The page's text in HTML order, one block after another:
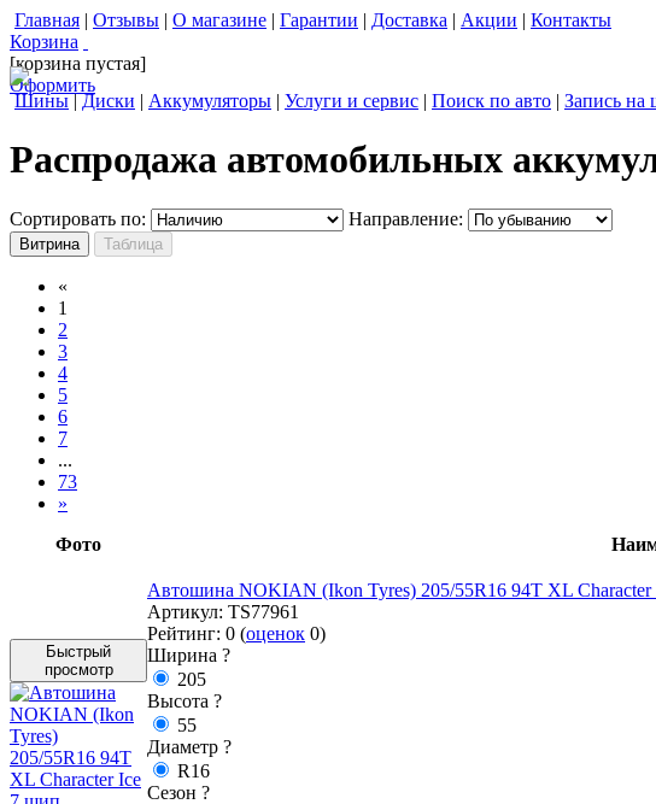
Главная | Отзывы | О магазине | Гарантии | Доставка | Акции | Контакты
Корзина
[корзина пустая]
Оформить
Шины | Диски | Аккумуляторы | Услуги и сервис | Поиск по авто | Запись
Распродажа автомобильных
Сортировать по: Направление:
«
1
2
3
4
5
6
7
...
73
»
Фото
Быстрый
просмотр
Автошина NOKIAN (Ikon Tyres) 205/55R16 94T XL Character
Артикул: TS77961
Рейтинг: 0 (оценок 0)
Ширина ?
205
Высота ?
55
Диаметр ?
R16
Сезон ?